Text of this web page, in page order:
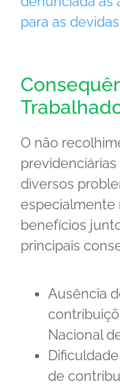
para as
O não
diversos
especialmente
benefícios
principais
Ausência
Nacional
de